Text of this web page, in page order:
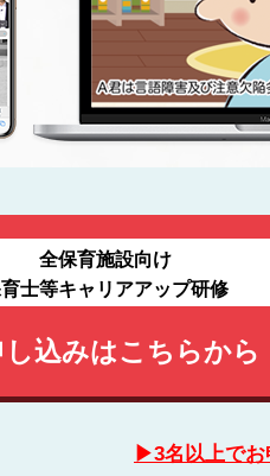
全保育施設向け
士等キャリアアップ研修
し込みはこちらから
▶︎3名以上でお